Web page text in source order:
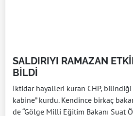
SALDIRIYI RAMAZAN
BİLDİ
İktidar hayalleri kuran CHP, bilindiği
kabine” kurdu. Kendince birkaç
de “Gölge Milli Eğitim Bakanı Suat